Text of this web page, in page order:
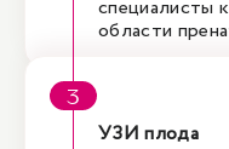
специалисты
области
УЗИ плода